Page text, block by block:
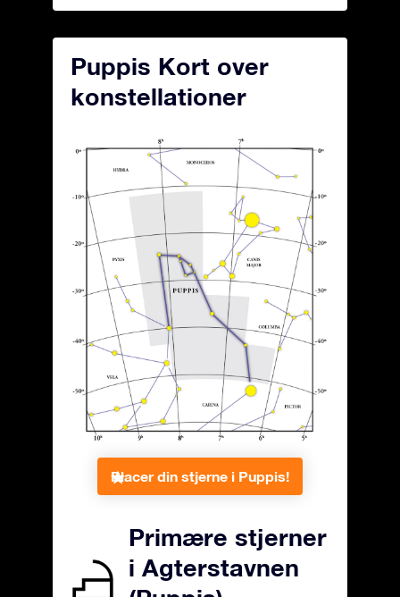
Puppis Kort over
konstellationer
Placer din stjerne i Puppis!
Primære stjerner
i Agterstavnen